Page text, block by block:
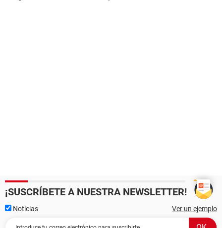
¡SUSCRÍBETE A NUESTRA NEWSLETTER!
Noticias Ver un ejemplo